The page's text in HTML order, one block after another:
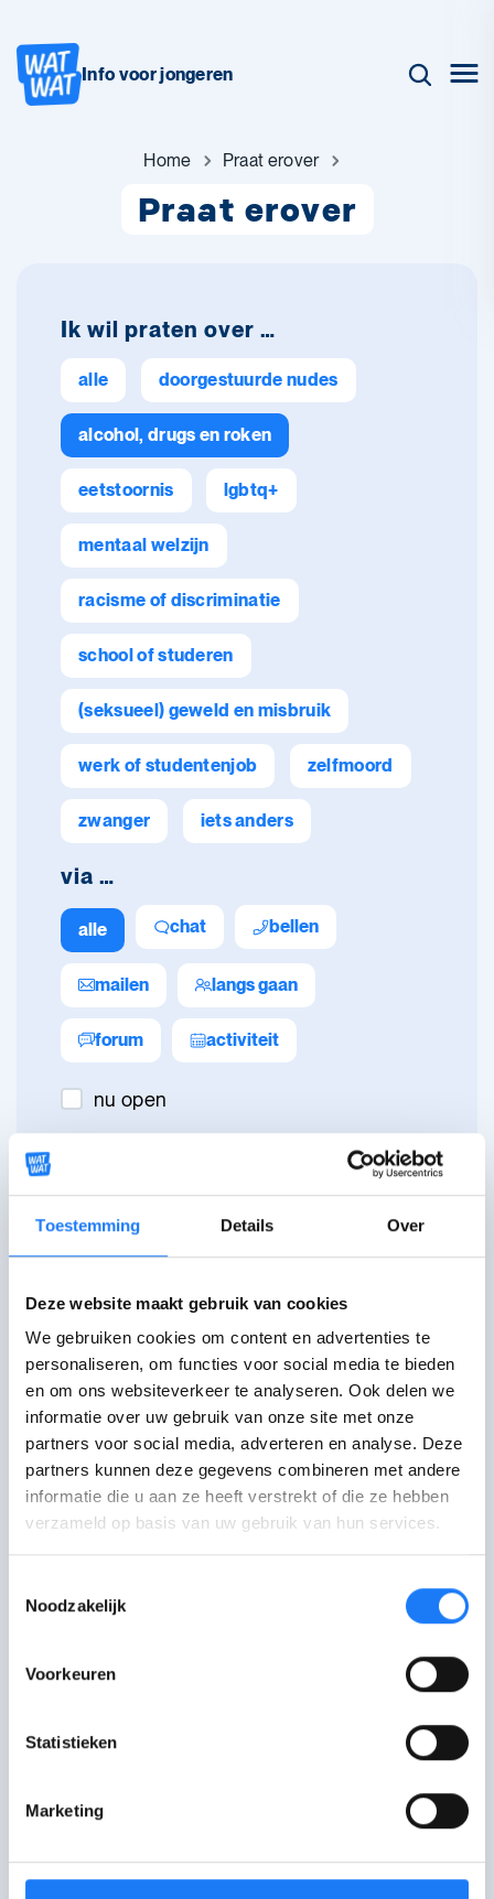
Toestemming Details Over
Deze website maakt gebruik van cookies
We gebruiken cookies om content en advertenties te
personaliseren, om functies voor social media te bieden
en om ons websiteverkeer te analyseren. Ook delen we
informatie over uw gebruik van onze site met onze
partners voor social media, adverteren en analyse. Deze
partners kunnen deze gegevens combineren met andere
informatie die u aan ze heeft verstrekt of die ze hebben
verzameld op basis van uw gebruik van hun services.
Noodzakelijk
Voorkeuren
Statistieken
Marketing
Info voor jongeren
Home Praat erover
Praat erover
Ik wil praten over …
alle doorgestuurde nudes
alcohol, drugs en roken
eetstoornis lgbtq+
mentaal welzijn
racisme of discriminatie
school of studeren
(seksueel) geweld en misbruik
werk of studentenjob zelfmoord
zwanger iets anders
via …
alle chat bellen
mailen langs gaan
forum activiteit
nu open
Stel hier al je vragen over drank,
drugs, pillen, gamen en gokken.
De Druglijn is gratis, anoniem,
objectief en zonder oordeel.
Chat met De
Druglijn
Maandag-vrijdag: 12:00-18:00 uur
Mail met De Druglijn
open tot 20:00
078 15 10 20. Maandag-vrijdag: 10:00-